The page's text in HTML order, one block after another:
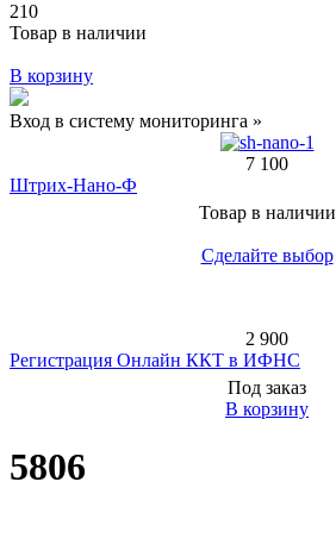
210
Товар в наличии
В корзину
Вход в систему мониторинга »
7 100
Штрих-Нано-Ф
Товар в наличии
Сделайте выбор
2 900
Регистрация Онлайн ККТ в ИФНС
Под заказ
В корзину
5806